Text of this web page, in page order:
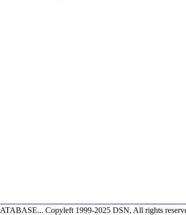
Copyleft 1999-2025 DSN, All rights